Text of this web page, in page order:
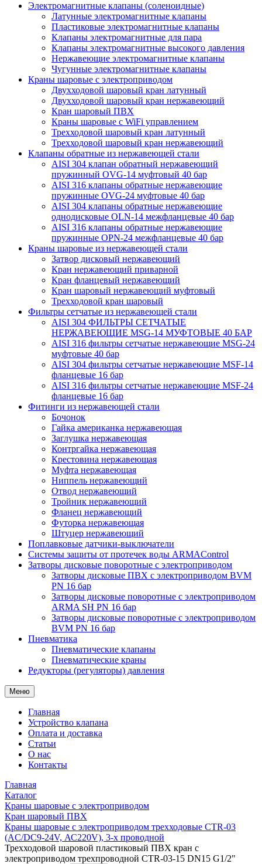
Электромагнитные клапаны (соленоидные)
Латунные электромагнитные клапаны
Пластиковые электромагнитные клапаны
Клапаны электромагнитные для пара
Клапаны электромагнитные высокого давления
Нержавеющие электромагнитные клапаны
Чугунные электромагнитные клапаны
Краны шаровые с электроприводом
Двухходовой шаровый кран латунный
Двухходовой шаровый кран нержавеющий
Кран шаровый ПВХ
Краны шаровые с WiFi управлением
Трехходовой шаровый кран латунный
Трехходовой шаровый кран нержавеющий
Клапаны обратные из нержавеющей стали
AISI 304 клапан обратный нержавеющий
пружинный OVG-14 муфтовый 40 бар
AISI 316 клапаны обратные нержавеющие
пружинные OVG-24 муфтовые 40 бар
AISI 304 клапаны обратные нержавеющие
однодисковые OLN-14 межфланцевые 40 бар
AISI 316 клапаны обратные нержавеющие
пружинные OPN-24 межфланцевые 40 бар
Краны шаровые из нержавеющей стали
Затвор дисковый нержавеющий
Кран нержавеющий приварной
Кран фланцевый нержавеющий
Кран шаровый нержавеющий муфтовый
Трехходовой кран шаровый
Фильтры сетчатые из нержавеющей стали
AISI 304 ФИЛЬТРЫ СЕТЧАТЫЕ
НЕРЖАВЕЮЩИЕ MSG-14 МУФТОВЫЕ 40 БАР
AISI 316 фильтры сетчатые нержавеющие MSG-24
муфтовые 40 бар
AISI 304 фильтры сетчатые нержавеющие MSF-14
фланцевые 16 бар
AISI 316 фильтры сетчатые нержавеющие MSF-24
фланцевые 16 бар
Фитинги из нержавеющей стали
Бочонок
Гайка американка нержавеющая
Заглушка нержавеющая
Контргайка нержавеющая
Крестовина нержавеющая
Муфта нержавеющая
Ниппель нержавеющий
Отвод нержавеющий
Тройник нержавеющий
Фланец нержавеющий
Футорка нержавеющая
Штуцер нержавеющий
Поплавковые датчики-выключатели
Системы защиты от протечек воды ARMAControl
Затворы дисковые поворотные с электроприводом
Затворы дисковые ПВХ с электроприводом BVM
PN 16 бар
Затворы дисковые поворотные с электроприводом
ARMA SH PN 16 бар
Затворы дисковые поворотные с электроприводом
BVM PN 16 бар
Пневматика
Пневматические клапаны
Пневматические краны
Редукторы (регуляторы) давления
Меню
Главная
Устройство клапана
Оплата и доставка
Статьи
О нас
Контакты
Главная
Каталог
Краны шаровые с электроприводом
Кран шаровый ПВХ
Краны шаровые с электроприводом трехходовые CTR-03
(AC/DC9-24V, АС220V), 3-х проводной
Трехходовой шаровой пластиковый ПВХ кран с
электроприводом трехпроводной CTR-03-15 DN15 G1/2"